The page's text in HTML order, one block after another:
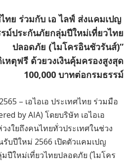
ไทย ร่วมกับ เอ ไลฟ์ ส่งแคมเปญ
ม์ประกันภัยกลุ่มปีใหม่เที่ยวไทย
ปลอดภัย (ไมโครอินชัวรันส์)”
หตุฟรี ด้วยวงเงินคุ้มครองสูงสุด
100,000 บาทต่อกรมธรรม์
– เอไอเอ ประเทศไทย ร่วมมือ
by AIA) โดยบริษัท เอไอเอ
งใยถึงคนไทยทั่วประเทศในช่วง
รับปีใหม่ 2566 เปิดตัวแคมเปญ
ปีใหม่เที่ยวไทยปลอดภัย (ไมโคร